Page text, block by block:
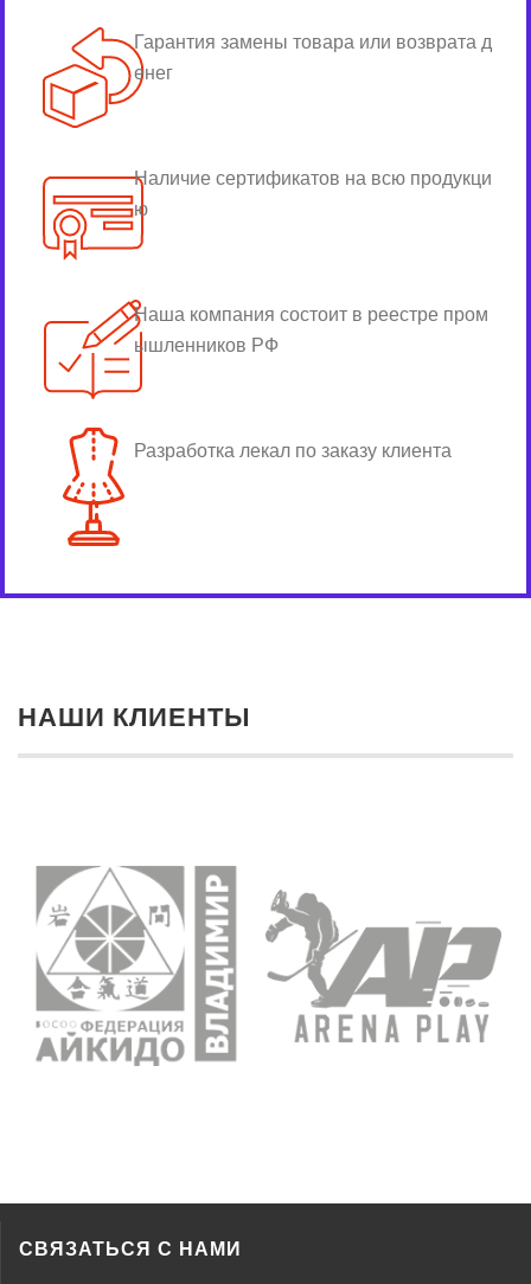
Гарантия замены товара или возврата д
енег
Наличие сертификатов на всю продукци
ю
Наша компания состоит в реестре пром
ышленников РФ
Разработка лекал по заказу клиента
НАШИ КЛИЕНТЫ
СВЯЗАТЬСЯ С НАМИ